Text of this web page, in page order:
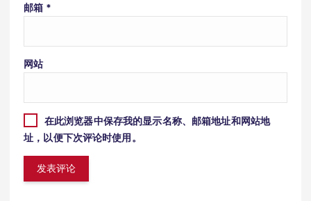
邮箱 *
网站
在此浏览器中保存我的显示名称、邮箱地址和网站地
址，以便下次评论时使用。